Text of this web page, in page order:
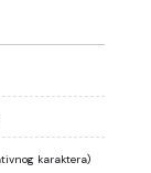
karaktera)